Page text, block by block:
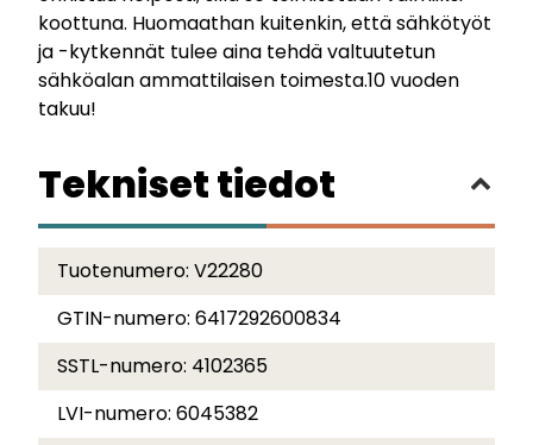
koottuna. Huomaathan kuitenkin, että sähkötyöt
ja -kytkennät tulee aina tehdä valtuutetun
sähköalan ammattilaisen toimesta.10 vuoden
takuu!
Tekniset tiedot
Tuotenumero: V22280
GTIN-numero: 6417292600834
SSTL-numero: 4102365
LVI-numero: 6045382